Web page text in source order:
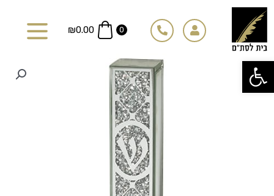
פתח סרגל נגישות
דילוג
לתוכן
0
₪0.00